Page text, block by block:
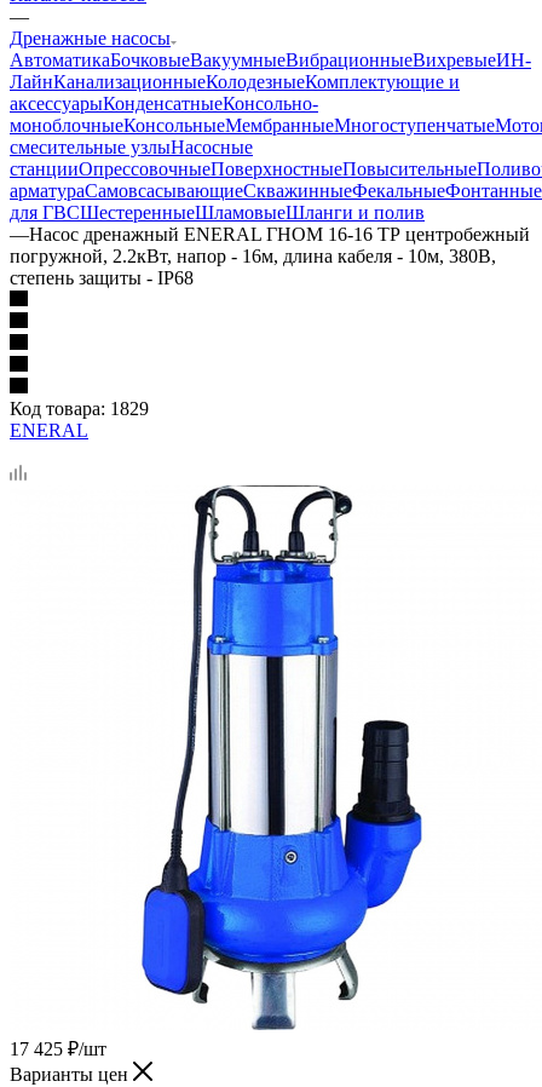
—
Дренажные насосы
АвтоматикаБочковыеВакуумныеВибрационныеВихревыеИН-
ЛайнКанализационныеКолодезныеКомплектующие и
аксессуарыКонденсатныеКонсольно-
моноблочныеКонсольныеМембранныеМногоступенчатые
смесительные узлыНасосные
станцииОпрессовочныеПоверхностныеПовысительные
арматураСамовсасывающиеСкважинныеФекальныеФонтанные
для ГВСШестеренныеШламовыеШланги и полив
—Насос дренажный ENERAL ГНОМ 16-16 ТР центробежный
погружной, 2.2кВт, напор - 16м, длина кабеля - 10м, 380В,
степень защиты - IP68
Код товара: 1829
ENERAL
17 425 ₽/шт
Варианты цен